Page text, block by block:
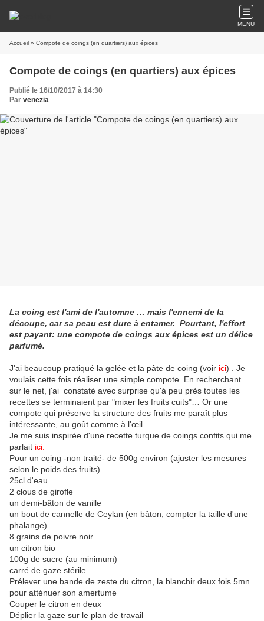
MENU
Accueil » Compote de coings (en quartiers) aux épices
Compote de coings (en quartiers) aux épices
Publié le 16/10/2017 à 14:30
Par venezia
La coing est l'ami de l'automne … mais l'ennemi de la
découpe, car sa peau est dure à entamer. Pourtant, l'effort
est payant: une compote de coings aux épices est un délice
parfumé.
J'ai beaucoup pratiqué la gelée et la pâte de coing (voir ici) . Je
voulais cette fois réaliser une simple compote. En recherchant
sur le net, j'ai constaté avec surprise qu'à peu près toutes les
recettes se terminaient par "mixer les fruits cuits"… Or une
compote qui préserve la structure des fruits me paraît plus
intéressante, au goût comme à l'œil.
Je me suis inspirée d'une recette turque de coings confits qui me
parlait ici
Pour un coing -non traité- de 500g environ (ajuster les mesures
selon le poids des fruits)
25cl d'eau
2 clous de girofle
un demi-bâton de vanille
un bout de cannelle de Ceylan (en bâton, compter la taille d'une
phalange)
8 grains de poivre noir
un citron bio
100g de sucre (au minimum)
carré de gaze stérile
Prélever une bande de zeste du citron, la blanchir deux fois 5mn
pour atténuer son amertume
Couper le citron en deux
Déplier la gaze sur le plan de travail